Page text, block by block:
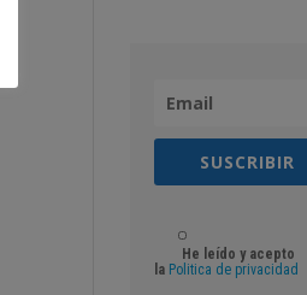
SUSCRIBIR
He leído y acepto
la Politica de privacidad